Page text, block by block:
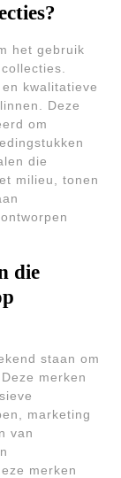
het gebruik
kwalitatieve
Deze
om
die
milieu, tonen
die
staan om
merken
marketing
van
merken